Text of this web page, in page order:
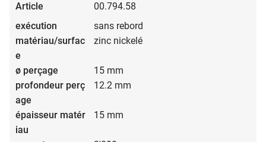
00.794.58
sans rebord
zinc nickelé
15 mm
12.2 mm
15 mm